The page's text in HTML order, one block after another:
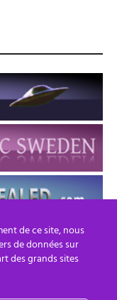
de ce site, nous
de données sur
des grands sites